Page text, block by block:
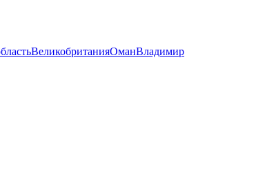
ВеликобританияОманВладимир